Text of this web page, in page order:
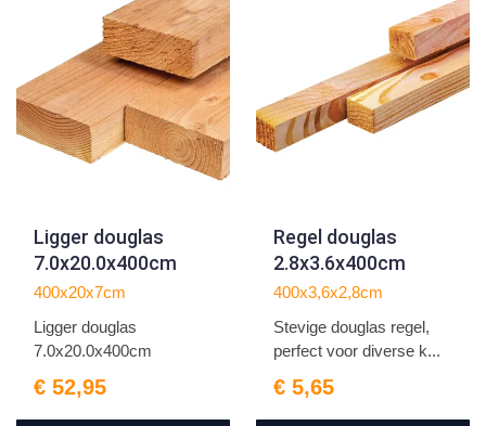
Ligger douglas
7.0x20.0x400cm
400x20x7cm
Ligger douglas
7.0x20.0x400cm
€ 52,95
Regel douglas
2.8x3.6x400cm
400x3,6x2,8cm
Stevige douglas regel,
perfect voor diverse k...
€ 5,65